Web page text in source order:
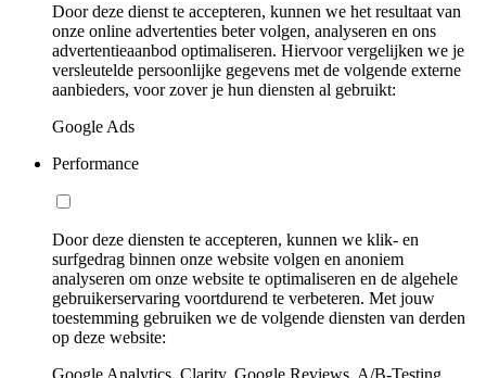
Door deze dienst te accepteren, kunnen we het resultaat van
onze online advertenties beter volgen, analyseren en ons
advertentieaanbod optimaliseren. Hiervoor vergelijken we je
versleutelde persoonlijke gegevens met de volgende externe
aanbieders, voor zover je hun diensten al gebruikt:
Google Ads
Performance
Door deze diensten te accepteren, kunnen we klik- en
surfgedrag binnen onze website volgen en anoniem
analyseren om onze website te optimaliseren en de algehele
gebruikerservaring voortdurend te verbeteren. Met jouw
toestemming gebruiken we de volgende diensten van derden
op deze website:
Google Analytics, Clarity, Google Reviews, A/B-Testing